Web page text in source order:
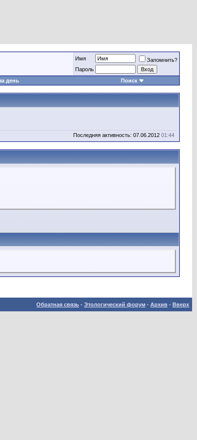
Имя
Запомнить?
Пароль
день Поиск
Последняя активность: 07.06.2012 01:44
Обратная связь - Этологический форум - Архив - Вверх